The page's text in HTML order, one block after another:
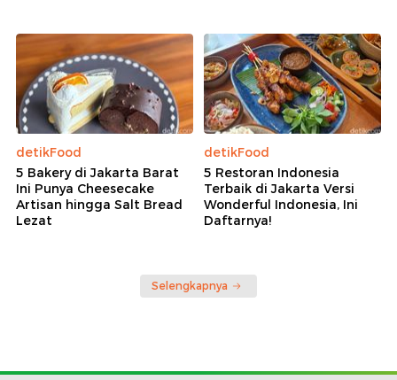
detikFood
5 Bakery di Jakarta Barat
Ini Punya Cheesecake
Artisan hingga Salt Bread
Lezat
detikFood
5 Restoran Indonesia
Terbaik di Jakarta Versi
Wonderful Indonesia, Ini
Daftarnya!
Selengkapnya